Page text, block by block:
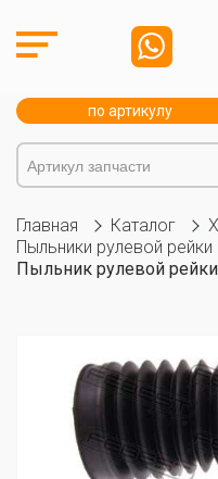
по артикулу
Главная Каталог
Пыльники рулевой рейки
Пыльник рулевой рейки